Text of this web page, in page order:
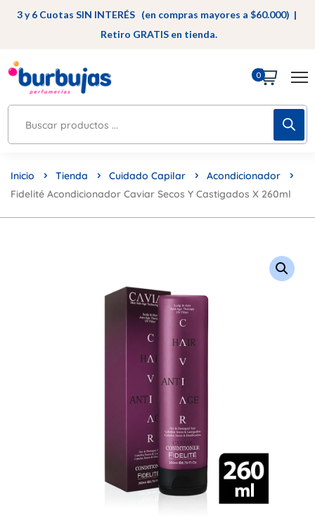
3 y 6 Cuotas SIN INTERÉS (en compras mayores a $60.000) |
Retiro GRATIS en tienda.
0
Inicio Tienda Cuidado Capilar
Acondicionador
Fidelité Acondicionador Caviar Secos Y Castigados X 260ml